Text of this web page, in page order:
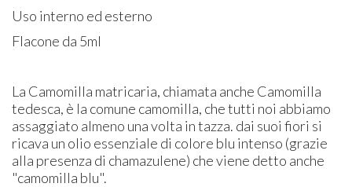
Uso interno ed esterno
Flacone da 5ml
La Camomilla matricaria, chiamata anche Camomilla
tedesca, è la comune camomilla, che tutti noi abbiamo
assaggiato almeno una volta in tazza. dai suoi fiori si
ricava un olio essenziale di colore blu intenso (grazie
alla presenza di chamazulene) che viene detto anche
"camomilla blu".